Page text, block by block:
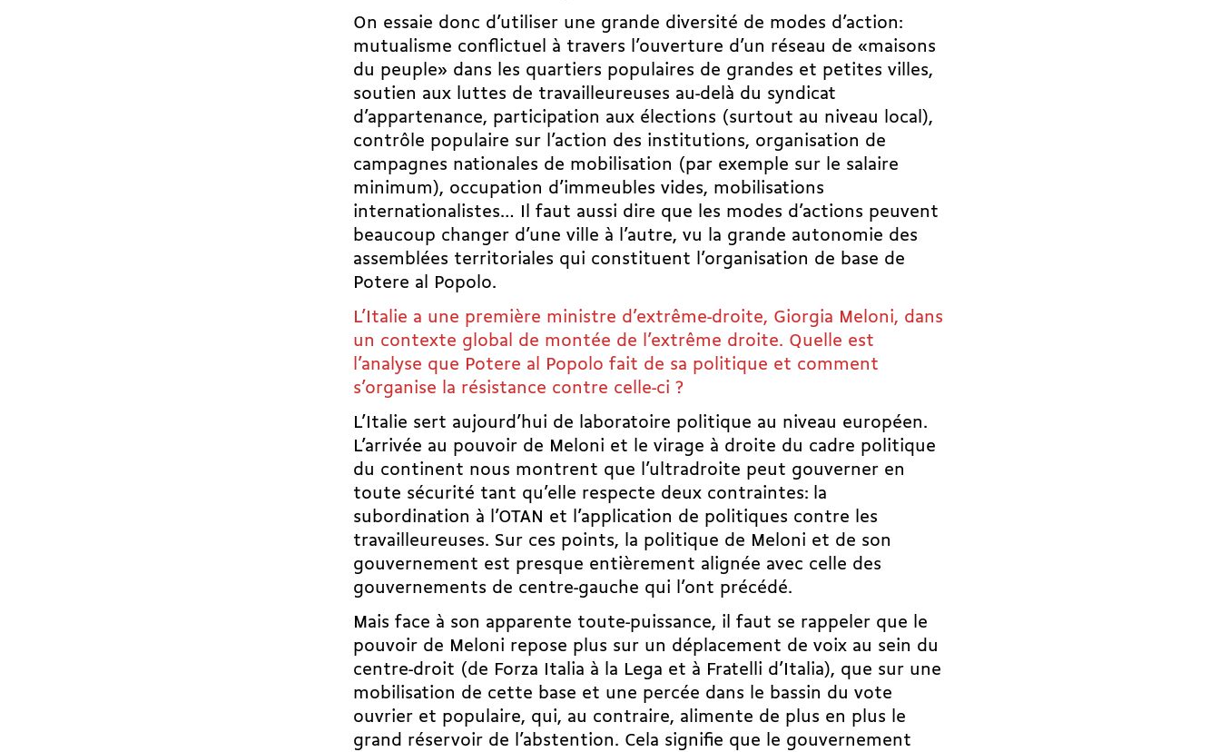
On essaie donc d’utiliser une grande diversité de modes d’action:
mutualisme conflictuel à travers l’ouverture d’un réseau de «maisons
du peuple» dans les quartiers populaires de grandes et petites villes,
soutien aux luttes de travailleureuses au-delà du syndicat
d’appartenance, participation aux élections (surtout au niveau local),
contrôle populaire sur l’action des institutions, organisation de
campagnes nationales de mobilisation (par exemple sur le salaire
minimum), occupation d’immeubles vides, mobilisations
internationalistes… Il faut aussi dire que les modes d’actions peuvent
beaucoup changer d’une ville à l’autre, vu la grande autonomie des
assemblées territoriales qui constituent l’organisation de base de
Potere al Popolo.
L’Italie a une première ministre d’extrême-droite, Giorgia Meloni, dans
un contexte global de montée de l’extrême droite. Quelle est
l’analyse que Potere al Popolo fait de sa politique et comment
s’organise la résistance contre celle-ci ?
L’Italie sert aujourd’hui de laboratoire politique au niveau européen.
L’arrivée au pouvoir de Meloni et le virage à droite du cadre politique
du continent nous montrent que l’ultradroite peut gouverner en
toute sécurité tant qu’elle respecte deux contraintes: la
subordination à l’OTAN et l’application de politiques contre les
travailleureuses. Sur ces points, la politique de Meloni et de son
gouvernement est presque entièrement alignée avec celle des
gouvernements de centre-gauche qui l’ont précédé.
Mais face à son apparente toute-puissance, il faut se rappeler que le
pouvoir de Meloni repose plus sur un déplacement de voix au sein du
centre-droit (de Forza Italia à la Lega et à Fratelli d’Italia), que sur une
mobilisation de cette base et une percée dans le bassin du vote
ouvrier et populaire, qui, au contraire, alimente de plus en plus le
grand réservoir de l’abstention. Cela signifie que le gouvernement